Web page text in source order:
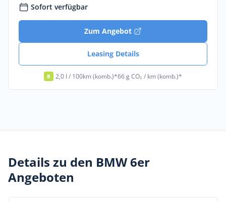
Sofort verfügbar
Zum Angebot
Leasing Details
B 2,0 l / 100km (komb.)*66 g CO₂ / km (komb.)*
Details zu den BMW 6er
Angeboten